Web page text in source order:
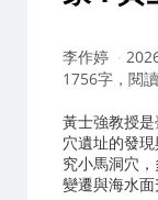
作
者：
李作婷
1756字，閱
黃士強教授
穴遺址的發
究小馬洞穴
變遷與海水面